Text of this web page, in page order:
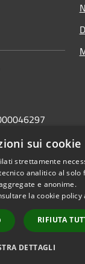
Copyright ©
sui cookie
strettamente
analitico al
e anonime.
la cookie policy
RIFIUTA
DETTAGLI